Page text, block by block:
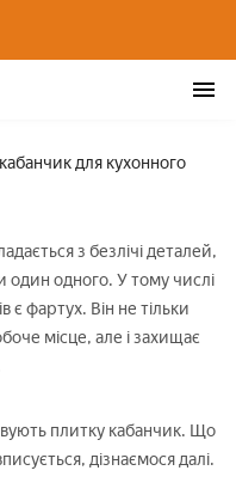
для кухонного
з безлічі деталей,
один одного. У тому числі
є фартух. Він не тільки
місце, але і захищає
плитку кабанчик. Що
дізнаємося далі.